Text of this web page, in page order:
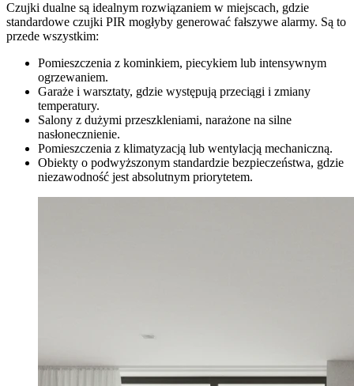
Czujki dualne są idealnym rozwiązaniem w miejscach, gdzie
standardowe czujki PIR mogłyby generować fałszywe alarmy. Są to
przede wszystkim:
Pomieszczenia z kominkiem, piecykiem lub intensywnym
ogrzewaniem.
Garaże i warsztaty, gdzie występują przeciągi i zmiany
temperatury.
Salony z dużymi przeszkleniami, narażone na silne
nasłonecznienie.
Pomieszczenia z klimatyzacją lub wentylacją mechaniczną.
Obiekty o podwyższonym standardzie bezpieczeństwa, gdzie
niezawodność jest absolutnym priorytetem.